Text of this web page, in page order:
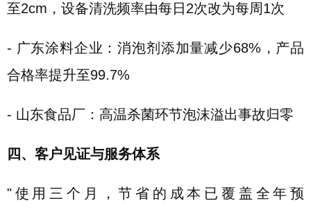
至2cm，设备清洗频率由每日2次改为每周1次
- 广东涂料企业：消泡剂添加量减少68%，产品
合格率提升至99.7%
- 山东食品厂：高温杀菌环节泡沫溢出事故归零
四、客户见证与服务体系
"使用三个月，节省的成本已覆盖全年预